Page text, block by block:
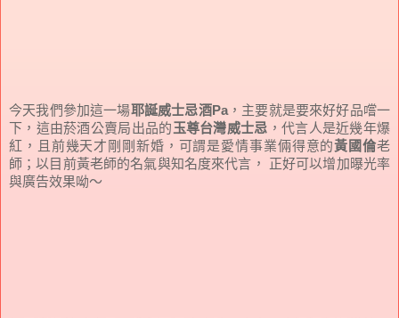
今天我們參加這一場耶誕威士忌酒Pa，主要就是要來好好品嚐一
下，這由菸酒公賣局出品的玉尊台灣威士忌 ，代言人是近幾年爆
紅，且前幾天才剛剛新婚，可謂是愛情事業倆得意的黃國倫老
師；以目前黃老師的名氣與知名度來代言， 正好可以增加曝光率
與廣告效果呦～